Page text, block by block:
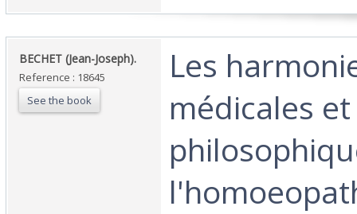
‎BECHET (Jean-Joseph).‎
Reference : 18645
See the book
‎Les
médicales et